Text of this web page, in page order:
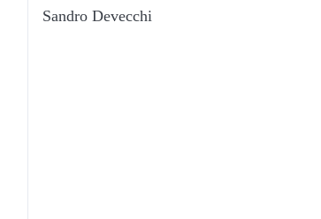
Sandro Devecchi